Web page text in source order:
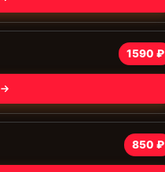
1590 ₽
850 ₽